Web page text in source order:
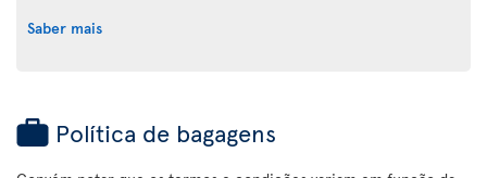
Saber mais
Política de bagagens